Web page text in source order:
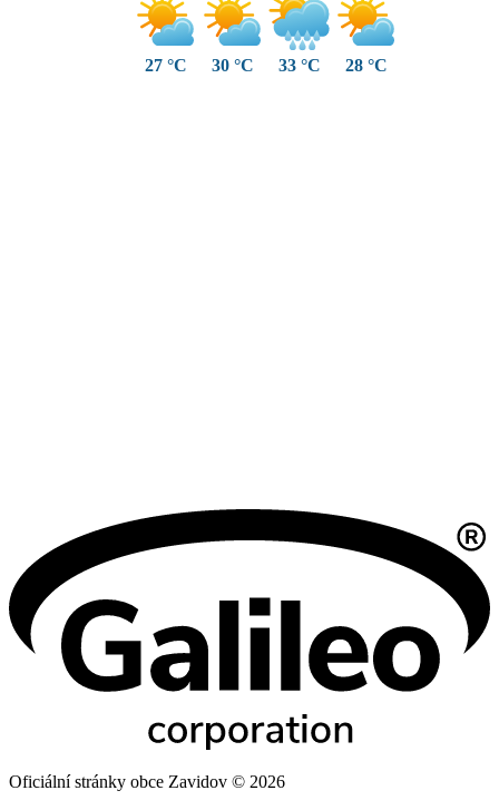
27 °C 30 °C 33 °C 28 °C
Oficiální stránky obce Zavidov © 2026